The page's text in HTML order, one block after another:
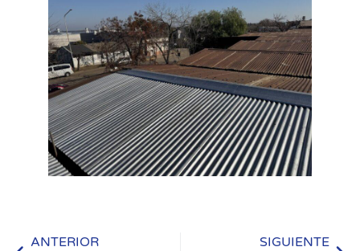
ANTERIOR SIGUIENTE